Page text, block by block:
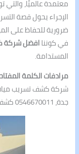
معتمدة عالميًا، والتي
الإجراء يحول قصة
ضرورية للحفاظ على
في كونناافضل شركة
المستدامة.
مرادفات الكلمة
شركة كشف تسريب
جدة، 0546670011 كشف تسربات.